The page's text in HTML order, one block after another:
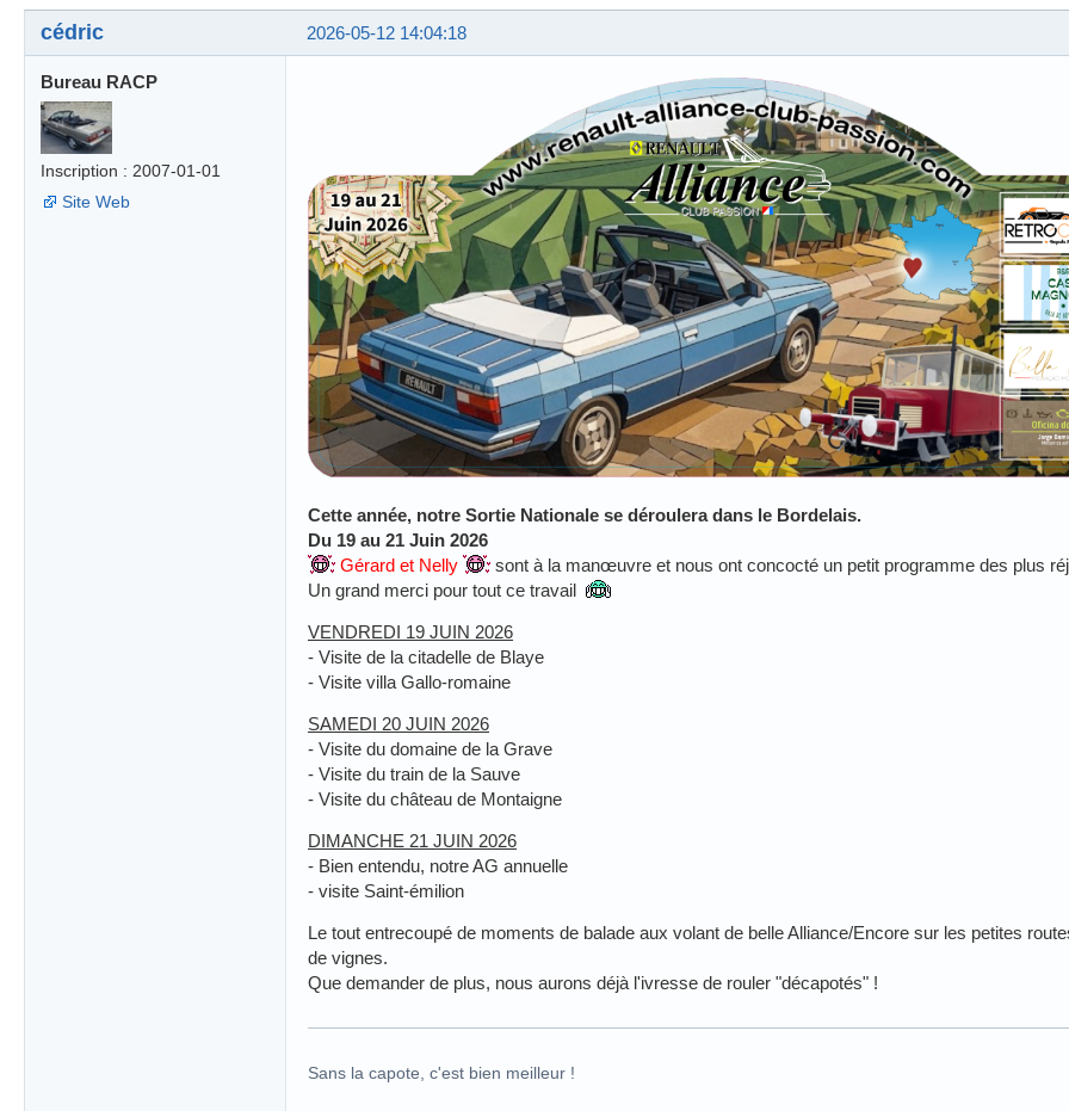
2026-05-12 14:04:18
cédric
Bureau RACP
Inscription : 2007-01-01
Site Web
Cette année, notre Sortie Nationale se déroulera dans le Bordelais.
Du 19 au 21 Juin 2026
Gérard et Nelly
sont à la manœuvre et nous ont concocté un petit programme des plus
Un grand merci pour tout ce travail
VENDREDI 19 JUIN 2026
- Visite de la citadelle de Blaye
- Visite villa Gallo-romaine
SAMEDI 20 JUIN 2026
- Visite du domaine de la Grave
- Visite du train de la Sauve
- Visite du château de Montaigne
DIMANCHE 21 JUIN 2026
- Bien entendu, notre AG annuelle
- visite Saint-émilion
Le tout entrecoupé de moments de balade aux volant de belle Alliance/Encore sur les petites
de vignes.
Que demander de plus, nous aurons déjà l'ivresse de rouler "décapotés" !
Sans la capote, c'est bien meilleur !